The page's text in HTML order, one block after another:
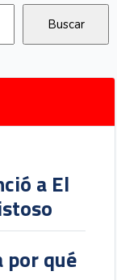
a El
por qué